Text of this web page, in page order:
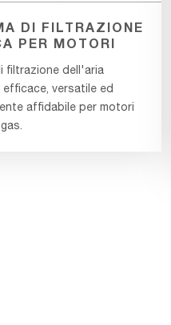
DI FILTRAZIONE
PER MOTORI
filtrazione dell'aria
versatile ed
affidabile per motori